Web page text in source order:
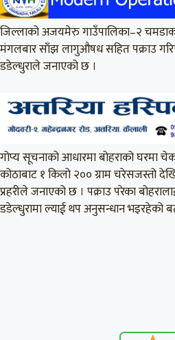
जिल्लाको अजयमेरु गाउँपालिका–२
मंगलबार साँझ लागुऔषध सहित पक्राउ
डडेल्धुराले जनाएको छ ।
गोप्य सूचनाको आधारमा बोहराको घरमा
कोठाबाट १ किलो २०० ग्राम चरेसजस्तो
प्रहरीले जनाएको छ । पक्राउ परेका
डडेल्धुरामा ल्याई थप अनुसन्धान भइरहेको